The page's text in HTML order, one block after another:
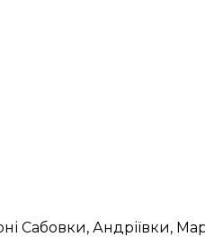
Сабовки, Андріївки,